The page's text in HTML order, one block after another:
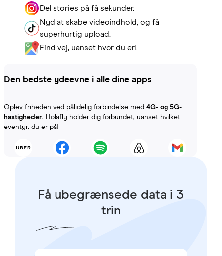
Del stories på få sekunder.
Nyd at skabe videoindhold, og få
superhurtig upload.
Find vej, uanset hvor du er!
Den bedste ydeevne i alle dine apps
Oplev friheden ved pålidelig forbindelse med 4G- og 5G-
hastigheder. Holafly holder dig forbundet, uanset hvilket
eventyr, du er på!
Få ubegrænsede data i 3
trin